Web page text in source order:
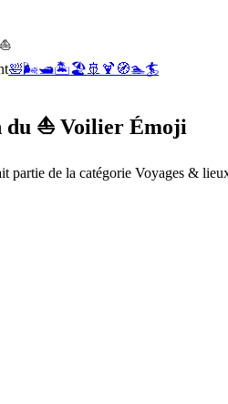
🛀🌬️🛥️🏝️🏖️ 🚢 🍹 🧭🏊🏄
du ⛵ Voilier Émoji
partie de la catégorie Voyages &